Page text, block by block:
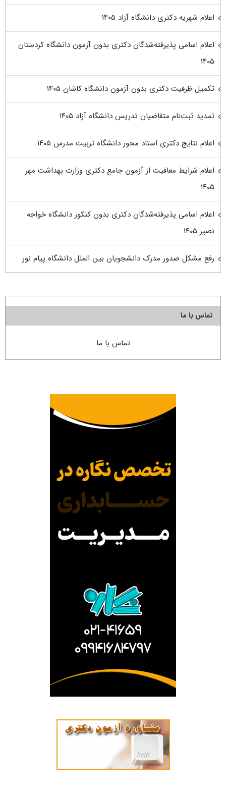
اعلام شهریه دکتری دانشگاه آزاد ۱۴۰۵
اعلام اسامی پذیرفته‌شدگان دکتری بدون آزمون دانشگاه کردستان
۱۴۰۵
تکمیل ظرفیت دکتری بدون آزمون دانشگاه کاشان ۱۴۰۵
تمدید ثبت‌نام متقاضیان تدریس دانشگاه آزاد ۱۴۰۵
اعلام نتایج دکتری استاد محور دانشگاه تربیت مدرس ۱۴۰۵
اعلام شرایط معافیت از آزمون جامع دکتری وزارت بهداشت مهر
۱۴۰۵
اعلام اسامی پذیرفته‌شدگان دکتری بدون کنکور دانشگاه خواجه
نصیر ۱۴۰۵
رفع مشکل صدور مدرک دانشجویان بین الملل دانشگاه پیام نور
تماس با ما
تماس با ما